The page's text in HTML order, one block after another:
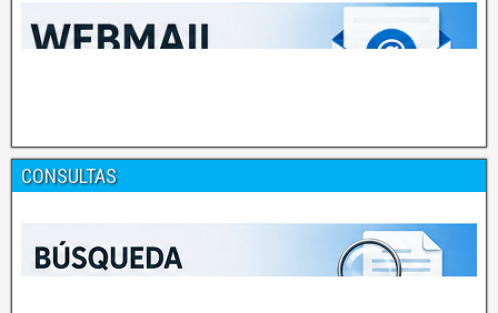
CONSULTAS